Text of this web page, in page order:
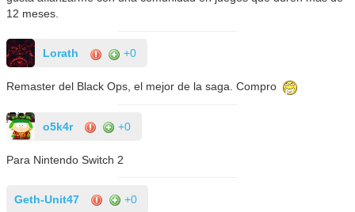
12 meses.
Lorath +0
Remaster del Black Ops, el mejor de la saga. Compro
o5k4r +0
Para Nintendo Switch 2
Geth-Unit47 +0